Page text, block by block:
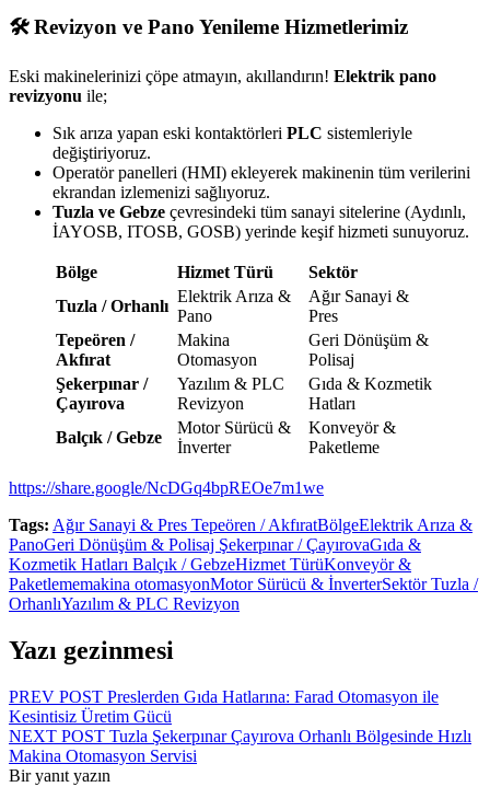
🛠️ Revizyon ve Pano Yenileme Hizmetlerimiz
Eski makinelerinizi çöpe atmayın, akıllandırın! Elektrik pano
revizyonu ile;
Sık arıza yapan eski kontaktörleri PLC sistemleriyle
değiştiriyoruz.
Operatör panelleri (HMI) ekleyerek makinenin tüm verilerini
ekrandan izlemenizi sağlıyoruz.
Tuzla ve Gebze çevresindeki tüm sanayi sitelerine (Aydınlı,
İAYOSB, ITOSB, GOSB) yerinde keşif hizmeti sunuyoruz.
Bölge Hizmet Türü
Sektör
Tuzla / Orhanlı
Elektrik Arıza &
Pano
Ağır Sanayi &
Pres
Tepeören /
Akfırat
Makina
Otomasyon
Geri Dönüşüm &
Polisaj
Şekerpınar /
Çayırova
Yazılım & PLC
Revizyon
Gıda & Kozmetik
Hatları
Balçık / Gebze
Motor Sürücü &
İnverter
Konveyör &
Paketleme
https://share.google/NcDGq4bpREOe7m1we
Tags: Ağır Sanayi & Pres Tepeören / AkfıratBölgeElektrik Arıza &
PanoGeri Dönüşüm & Polisaj Şekerpınar / ÇayırovaGıda &
Kozmetik Hatları Balçık / GebzeHizmet TürüKonveyör &
Paketlememakina otomasyonMotor Sürücü & İnverterSektör Tuzla /
OrhanlıYazılım & PLC Revizyon
Yazı gezinmesi
PREV POST Preslerden Gıda Hatlarına: Farad Otomasyon ile
Kesintisiz Üretim Gücü
NEXT POST Tuzla Şekerpınar Çayırova Orhanlı Bölgesinde Hızlı
Makina Otomasyon Servisi
Bir yanıt yazın